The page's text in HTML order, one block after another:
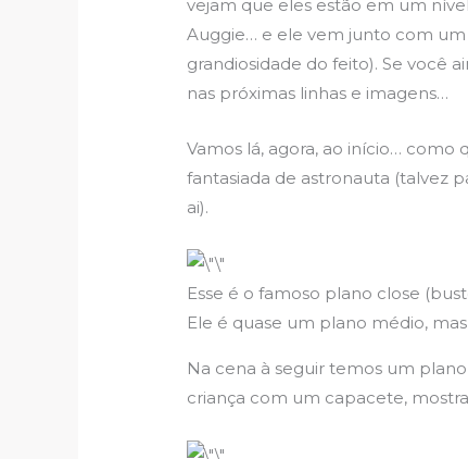
vejam que eles estão em um
Auggie… e ele vem junto com
grandiosidade do feito). Se você
nas próximas linhas e imagens…
Vamos lá, agora, ao início…
fantasiada de astronauta (talvez
ai).
Esse é o famoso plano close
Ele é quase um plano médio,
Na cena à seguir temos um
criança com um capacete,